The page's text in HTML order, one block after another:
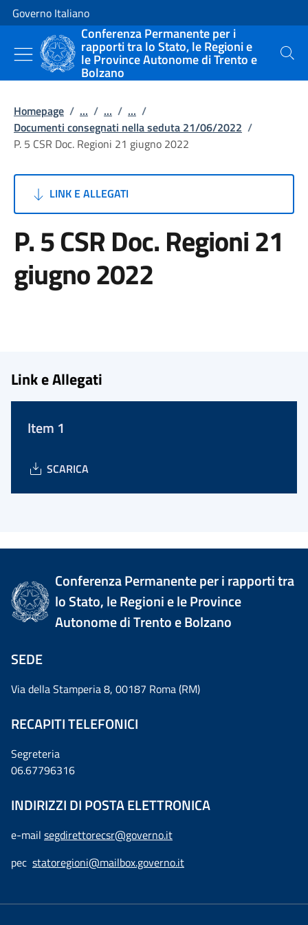
Vai al contenuto
Vai alla navigazione del sito
Governo Italiano
Conferenza Permanente per i
rapporti tra lo Stato, le Regioni e
le Province Autonome di Trento e
Bolzano
Cerca
Homepage / ... / ... / ... /
Documenti consegnati nella seduta 21/06/2022 /
P. 5 CSR Doc. Regioni 21 giugno 2022
LINK E ALLEGATI
P. 5 CSR Doc. Regioni 21
giugno 2022
Link e Allegati
Item 1
SCARICA
Conferenza Permanente per i rapporti tra
lo Stato, le Regioni e le Province
Autonome di Trento e Bolzano
SEDE
Via della Stamperia 8, 00187 Roma (RM)
RECAPITI TELEFONICI
Segreteria
06.67796316
INDIRIZZI DI POSTA ELETTRONICA
e-mail segdirettorecsr@governo.it
pec statoregioni@mailbox.governo.it